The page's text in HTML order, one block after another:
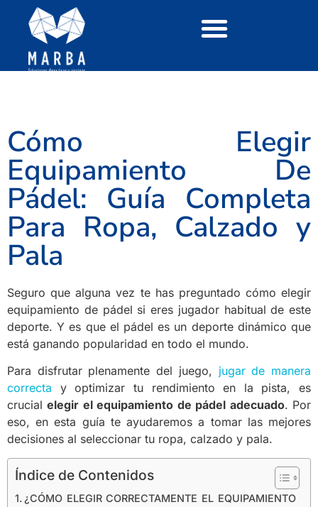
Cómo Elegir
Equipamiento De
Pádel: Guía Completa
Para Ropa, Calzado y
Pala
Seguro que alguna vez te has preguntado cómo elegir
equipamiento de pádel si eres jugador habitual de este
deporte. Y es que el pádel es un deporte dinámico que
está ganando popularidad en todo el mundo.
Para disfrutar plenamente del juego, jugar de manera
correcta y optimizar tu rendimiento en la pista, es
crucialelegir el equipamiento de pádel adecuado. Por
eso, en esta guía te ayudaremos a tomar las mejores
decisiones al seleccionar tu ropa, calzado y pala.
Índice de Contenidos
¿CÓMO ELEGIR CORRECTAMENTE EL EQUIPAMIENTO